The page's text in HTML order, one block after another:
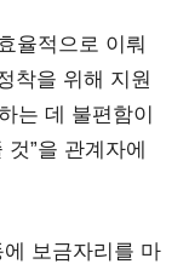
율적으로 이뤄
착을 위해 지원
는 데 불편함이
”을 관계자에
보금자리를 마